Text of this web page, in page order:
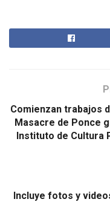
Comienzan trabajos
Masacre de Ponce
Instituto de Cultura
Incluye fotos y